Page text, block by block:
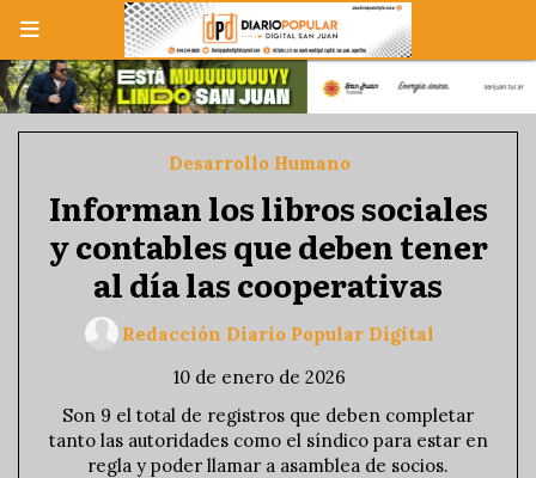
Informan los libros sociales
y contables que deben tener
al día las cooperativas
Son 9 el total de registros que deben completar
tanto las autoridades como el síndico para estar en
regla y poder llamar a asamblea de socios.
Desarrollo Humano
10 de enero de 2026
Redacción Diario Popular Digital